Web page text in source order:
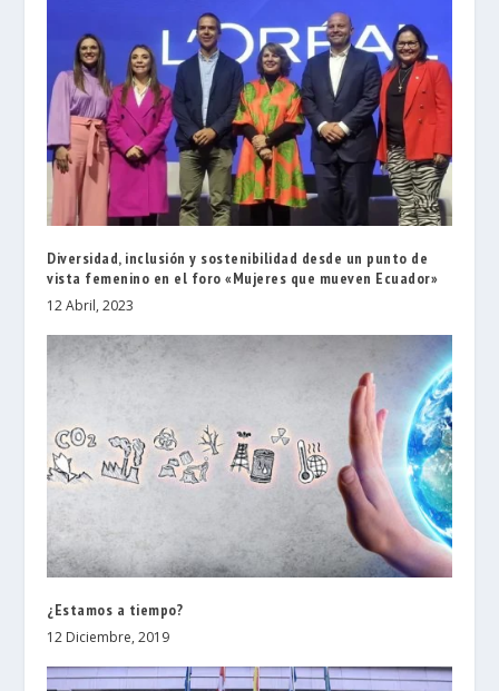
Diversidad, inclusión y sostenibilidad desde un punto de
vista femenino en el foro «Mujeres que mueven Ecuador»
12 Abril, 2023
¿Estamos a tiempo?
12 Diciembre, 2019